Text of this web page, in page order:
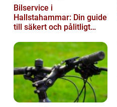
Bilservice i
Hallstahammar: Din guide
till säkert och pålitligt